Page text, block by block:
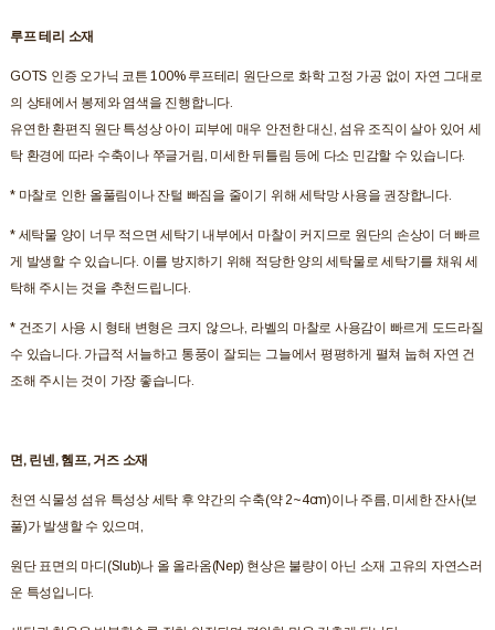
루프 테리 소재
GOTS 인증 오가닉 코튼 100% 루프테리 원단으로 화학 고정 가공 없이 자연 그대로
의 상태에서 봉제와 염색을 진행합니다.
유연한 환편직 원단 특성상 아이 피부에 매우 안전한 대신, 섬유 조직이 살아 있어 세
탁 환경에 따라 수축이나 쭈글거림, 미세한 뒤틀림 등에 다소 민감할 수 있습니다.
* 마찰로 인한 올풀림이나 잔털 빠짐을 줄이기 위해 세탁망 사용을 권장합니다.
* 세탁물 양이 너무 적으면 세탁기 내부에서 마찰이 커지므로 원단의 손상이 더 빠르
게 발생할 수 있습니다. 이를 방지하기 위해 적당한 양의 세탁물로 세탁기를 채워 세
탁해 주시는 것을 추천드립니다.
* 건조기 사용 시 형태 변형은 크지 않으나, 라벨의 마찰로 사용감이 빠르게 도드라질
수 있습니다. 가급적 서늘하고 통풍이 잘되는 그늘에서 평평하게 펼쳐 눕혀 자연 건
조해 주시는 것이 가장 좋습니다.
면, 린넨, 헴프, 거즈 소재
천연 식물성 섬유 특성상 세탁 후 약간의 수축(약 2~4cm)이나 주름, 미세한 잔사(보
풀)가 발생할 수 있으며,
원단 표면의 마디(Slub)나 올 올라옴(Nep) 현상은 불량이 아닌 소재 고유의 자연스러
운 특성입니다.